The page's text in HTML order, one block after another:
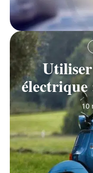
électrique
10